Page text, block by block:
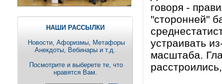
НАШИ РАССЫЛКИ
Новости, Aфоризмы, Метафоры
Анекдоты, Вебинары и т.д.
Посмотрите и выберете те, что
нравятся Вам.
говоря -
"сторонней"
устраивать
масштаба.